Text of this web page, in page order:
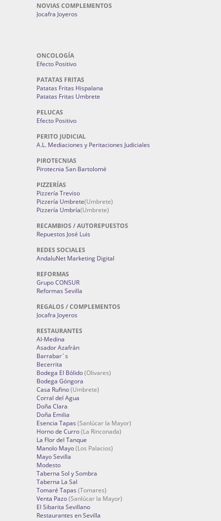
NOVIAS COMPLEMENTOS
Jocafra Joyeros
ONCOLOGÍA
Efecto Positivo
PATATAS FRITAS
Patatas Fritas Hispalana
Patatas Fritas Umbrete
PELUCAS
Efecto Positivo
PERITO JUDICIAL
A.L. Mediaciones y Peritaciones Judiciales
PIROTECNIAS
Pirotecnia San Bartolomé
PIZZERÍAS
Pizzería Treviso
Pizzería Umbrete(Umbrete)
Pizzería Umbría(Umbrete)
RECAMBIOS / AUTOREPUESTOS
Repuestos José Luis
REDES SOCIALES
AndaluNet Marketing Digital
REFORMAS
Grupo CONSUR
Reformas Sevilla
REGALOS / COMPLEMENTOS
Jocafra Joyeros
RESTAURANTES
Al-Medina
Asador Azafrán
Barrabar´s
Becerrita
Bodega El Bólido(Olivares)
Bodega Góngora
Casa Rufino(Umbrete)
Corral del Agua
Doña Clara
Doña Emilia
Esencia Tapas (Sanlúcar la Mayor)
Horno de Curro(La Rinconada)
La Flor del Tanque
Manolo Mayo(Los Palacios)
Mayo Sevilla
Modesto
Taberna Sol y Sombra
Taberna La Sal
Tomaré Tapas (Tomares)
Venta Pazo(Sanlúcar la Mayor)
El Sibarita Sevillano
Restaurantes en Sevilla